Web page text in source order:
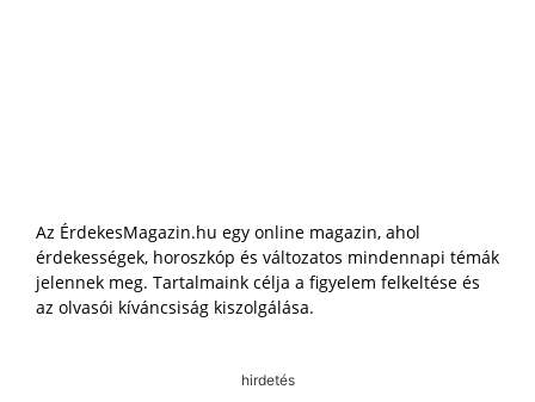
Az ÉrdekesMagazin.hu egy online magazin, ahol
érdekességek, horoszkóp és változatos mindennapi témák
jelennek meg. Tartalmaink célja a figyelem felkeltése és
az olvasói kíváncsiság kiszolgálása.
hirdetés